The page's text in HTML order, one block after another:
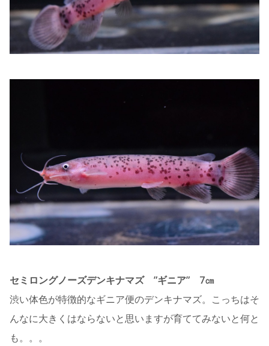
セミロングノーズデンキナマズ ”ギニア” 7㎝
渋い体色が特徴的なギニア便のデンキナマズ。こっちはそ
んなに大きくはならないと思いますが育ててみないと何と
も。。。